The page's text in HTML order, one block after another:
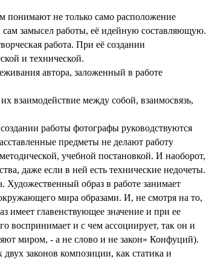
понимают не только само расположение
замысел работы, её идейную составляющую.
работа. При её создании
и технической.
автора, заложенный в работе
взаимодействие между собой, взаимосвязь,
работы фотографы руководствуются
предметы не делают работу
учебной постановкой. И наоборот,
даже если в ней есть технические недочеты.
Художественный образ в работе занимает
мира образами. И, не смотря на то,
имеет главенствующее значение и при ее
воспринимает и с чем ассоциирует, так он и
миром, - а не слово и не закон» Конфуций).
законов композиции, как статика и